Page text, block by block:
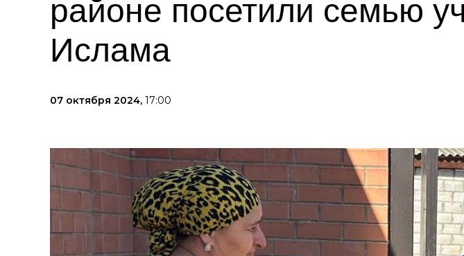
районе посетили семью
Ислама
07 октября 2024, 17:00